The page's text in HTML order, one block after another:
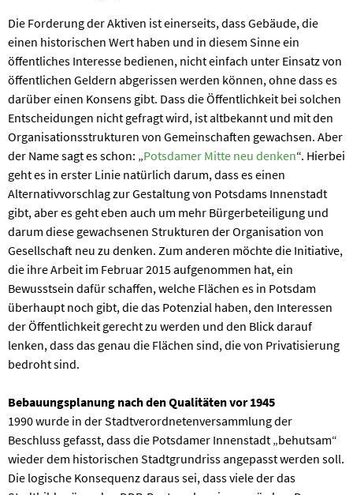
Die Forderung der Aktiven ist einerseits, dass Gebäude, die
einen historischen Wert haben und in diesem Sinne ein
öffentliches Interesse bedienen, nicht einfach unter Einsatz von
öffentlichen Geldern abgerissen werden können, ohne dass es
darüber einen Konsens gibt. Dass die Öffentlichkeit bei solchen
Entscheidungen nicht gefragt wird, ist altbekannt und mit den
Organisationsstrukturen von Gemeinschaften gewachsen. Aber
der Name sagt es schon: „Potsdamer Mitte neu denken“. Hierbei
geht es in erster Linie natürlich darum, dass es einen
Alternativvorschlag zur Gestaltung von Potsdams Innenstadt
gibt, aber es geht eben auch um mehr Bürgerbeteiligung und
darum diese gewachsenen Strukturen der Organisation von
Gesellschaft neu zu denken. Zum anderen möchte die Initiative,
die ihre Arbeit im Februar 2015 aufgenommen hat, ein
Bewusstsein dafür schaffen, welche Flächen es in Potsdam
überhaupt noch gibt, die das Potenzial haben, den Interessen
der Öffentlichkeit gerecht zu werden und den Blick darauf
lenken, dass das genau die Flächen sind, die von Privatisierung
bedroht sind.
Bebauungsplanung nach den Qualitäten vor 1945
1990 wurde in der Stadtverordnetenversammlung der
Beschluss gefasst, dass die Potsdamer Innenstadt „behutsam“
wieder dem historischen Stadtgrundriss angepasst werden soll.
Die logische Konsequenz daraus sei, dass viele der das